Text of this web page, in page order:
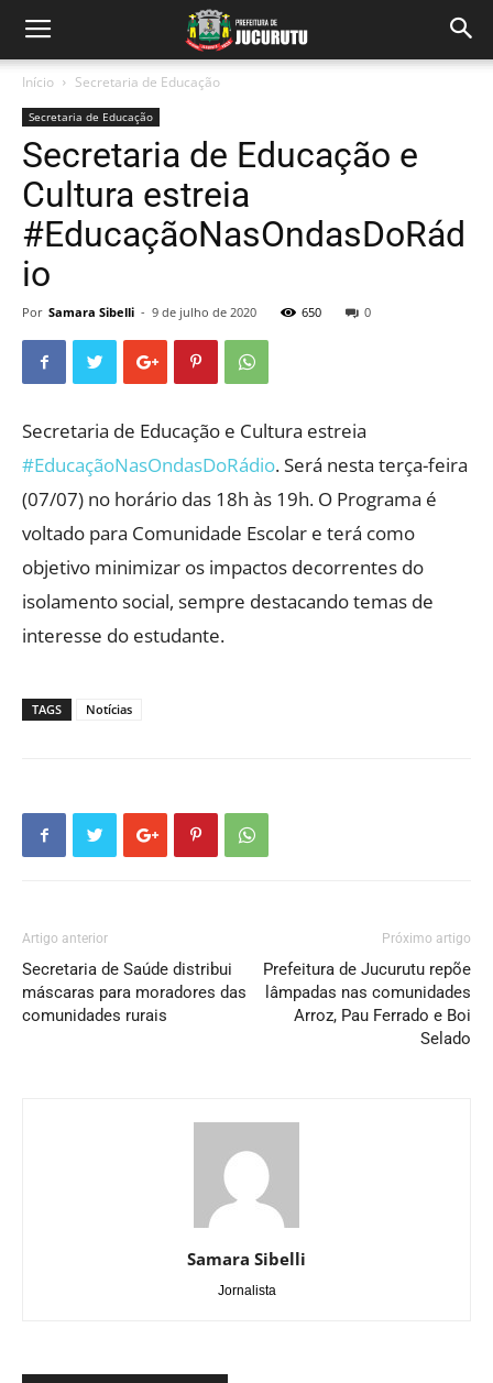
Início Secretaria de Educação
Secretaria de Educação
Secretaria de Educação e
Cultura estreia
#EducaçãoNasOndasDoRád
io
Por Samara Sibelli - 9 de julho de 2020 650 0
Secretaria de Educação e Cultura estreia
#EducaçãoNasOndasDoRádio. Será nesta terça-feira
(07/07) no horário das 18h às 19h. O Programa é
voltado para Comunidade Escolar e terá como
objetivo minimizar os impactos decorrentes do
isolamento social, sempre destacando temas de
interesse do estudante.
TAGS Notícias
Artigo anterior
Secretaria de Saúde distribui
máscaras para moradores das
comunidades rurais
Próximo artigo
Prefeitura de Jucurutu repõe
lâmpadas nas comunidades
Arroz, Pau Ferrado e Boi
Selado
Samara Sibelli
Jornalista